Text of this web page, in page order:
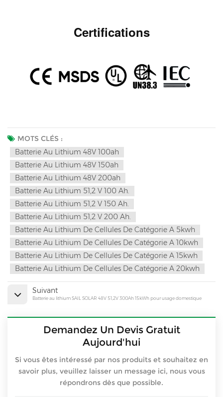
Certifications
MOTS CLÉS :
Batterie Au Lithium 48V 100ah
Batterie Au Lithium 48V 150ah
Batterie Au Lithium 48V 200ah
Batterie Au Lithium 51,2 V 100 Ah.
Batterie Au Lithium 51,2 V 150 Ah.
Batterie Au Lithium 51,2 V 200 Ah.
Batterie Au Lithium De Cellules De Catégorie A 5kwh
Batterie Au Lithium De Cellules De Catégorie A 10kwh
Batterie Au Lithium De Cellules De Catégorie A 15kwh
Batterie Au Lithium De Cellules De Catégorie A 20kwh
Suivant
Batterie au lithium SAIL SOLAR 48V 51,2V 300Ah 15kWh pour usage domestique
Demandez Un Devis Gratuit
Aujourd'hui
Si vous êtes intéressé par nos produits et souhaitez en
savoir plus, veuillez laisser un message ici, nous vous
répondrons dès que possible.